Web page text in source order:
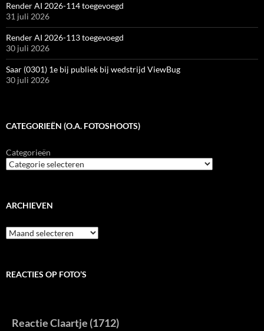
Render AI 2026-114 toegevoegd
31 juli 2026
Render AI 2026-113 toegevoegd
30 juli 2026
Saar (0301) 1e bij publiek bij wedstrijd ViewBug
30 juli 2026
CATEGORIEËN (O.A. FOTOSHOOTS)
Categorieën
ARCHIEVEN
Archieven
REACTIES OP FOTO’S
Reactie Claartje (1712)